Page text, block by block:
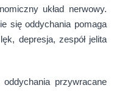
układ nerwowy.
się oddychania pomaga
depresja, zespół jelita
oddychania przywracane